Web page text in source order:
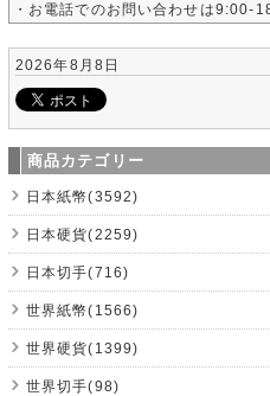
・お電話でのお問い合わせは9:00-
2026年8月8日
商品カテゴリー
日本紙幣(3592)
日本硬貨(2259)
日本切手(716)
世界紙幣(1566)
世界硬貨(1399)
世界切手(98)